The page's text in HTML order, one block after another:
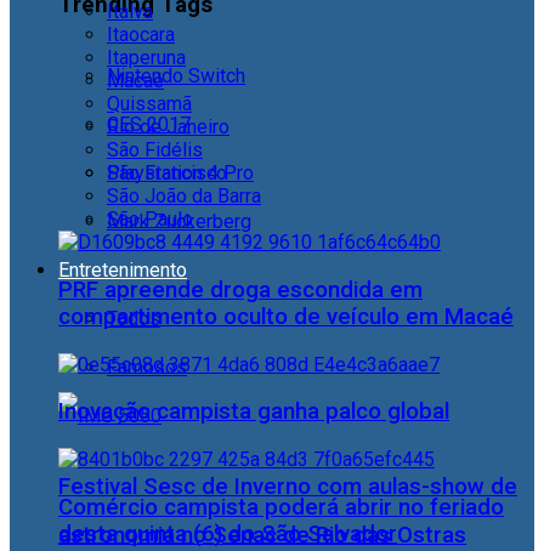
Nintendo Switch
CES 2017
Playstation 4 Pro
Mark Zuckerberg
Entretenimento
Todos
Famosos
Festival Sesc de Inverno com aulas-show de
astronomia no Senac de Rio das Ostras
Italva
Itaocara
Itaperuna
Macaé
Quissamã
Rio de Janeiro
São Fidélis
São Francisco
São João da Barra
São Paulo
PRF apreende droga escondida em
compartimento oculto de veículo em Macaé
Inovação campista ganha palco global
Comércio campista poderá abrir no feriado
desta quinta (6) do São Salvador